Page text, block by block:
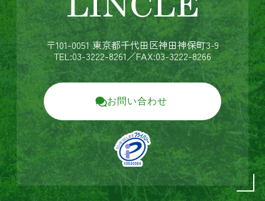
〒101-0051 東京都千代田区神田神保町3-9
TEL:03-3222-8261／FAX:03-3222-8266
お問い合わせ